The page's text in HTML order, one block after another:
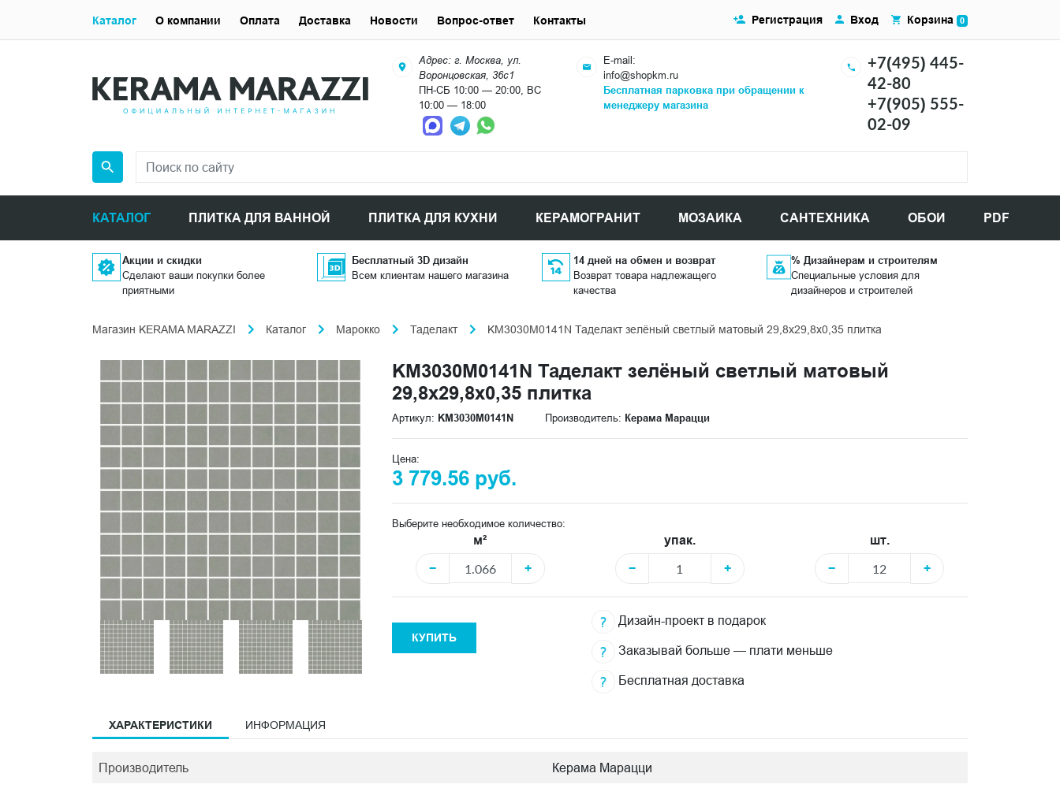
Адрес: г. Москва, ул.
Воронцовская, 36с1
ПН-СБ 10:00 — 20:00, ВС
10:00 — 18:00
E-mail:
info@shopkm.ru
Бесплатная парковка при обращении к
менеджеру магазина
+7(495) 445-
42-80
+7(905) 555-
02-09
КАТАЛОГ ПЛИТКА ДЛЯ ВАННОЙ ПЛИТКА ДЛЯ КУХНИ КЕРАМОГРАНИТ МОЗАИКА САНТЕХНИКА ОБОИ PDF
Регистрация Вход Корзина 0
Каталог О компании Оплата Доставка Новости Вопрос-ответ Контакты
Акции и скидки
Сделают ваши покупки более
приятными
Бесплатный 3D дизайн
Всем клиентам нашего магазина
14 дней на обмен и возврат
Возврат товара надлежащего
качества
% Дизайнерам и строителям
Специальные условия для
дизайнеров и строителей
Магазин KERAMA MARAZZI Каталог Марокко Таделакт KM3030M0141N Таделакт зелёный светлый матовый 29,8x29,8x0,35 плитка
KM3030M0141N Таделакт зелёный светлый матовый
29,8x29,8x0,35 плитка
Артикул: KM3030M0141N Производитель: Керама Марацци
Цена:
3 779.56 руб.
Выберите необходимое количество:
м²
−
+
упак.
−
+
шт.
−
+
КУПИТЬ
Дизайн-проект в подарок
Заказывай больше — плати меньше
Бесплатная доставка
ХАРАКТЕРИСТИКИ ИНФОРМАЦИЯ
Производитель Керама Марацци